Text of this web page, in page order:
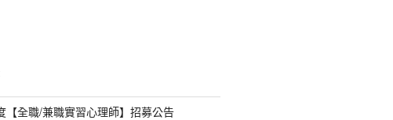
【全職/兼職實習心理師】招募公告